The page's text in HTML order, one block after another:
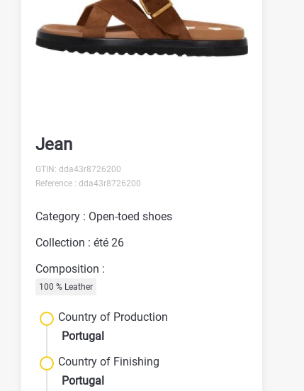
Jean
GTIN: dda43r8726200
Reference : dda43r8726200
Category : Open-toed shoes
Collection : été 26
Composition :
100 % Leather
Country of Production
Portugal
Country of Finishing
Portugal